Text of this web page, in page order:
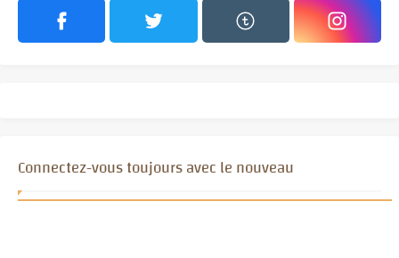
Connectez-vous toujours avec le nouveau